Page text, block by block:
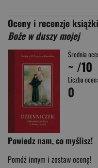
Oceny i recenzje książki
Boże w duszy mojej
Średnia
~ /10
Liczba ocen:
0
Powiedz nam, co myślisz!
Pomóż innym i zostaw ocenę!